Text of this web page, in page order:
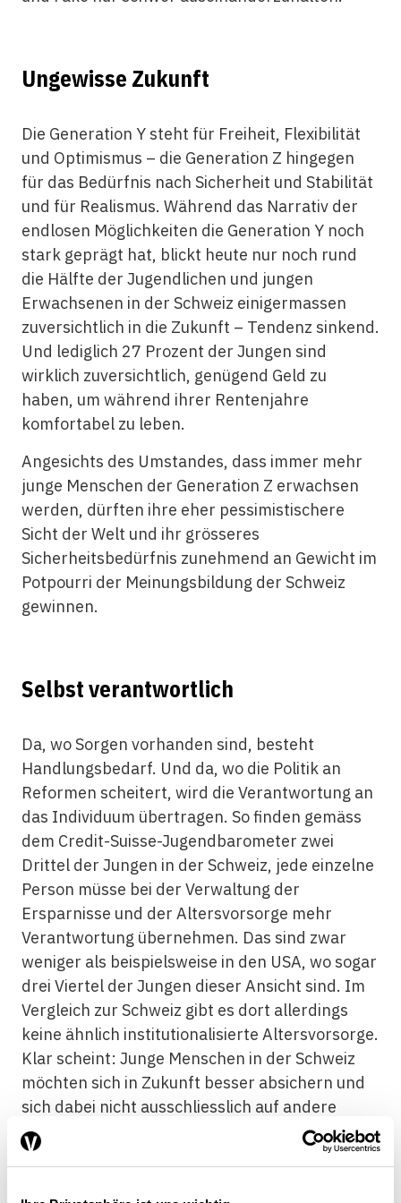
Ungewisse Zukunft
Die Generation Y steht für Freiheit, Flexibilität
und Optimismus – die Generation Z hingegen
für das Bedürfnis nach Sicherheit und Stabilität
und für Realismus. Während das Narrativ der
endlosen Möglichkeiten die Generation Y noch
stark geprägt hat, blickt heute nur noch rund
die Hälfte der Jugendlichen und jungen
Erwachsenen in der Schweiz einigermassen
zuversichtlich in die Zukunft – Tendenz sinkend.
Und lediglich 27 Prozent der Jungen sind
wirklich zuversichtlich, genügend Geld zu
haben, um während ihrer Rentenjahre
komfortabel zu leben.
Angesichts des Umstandes, dass immer mehr
junge Menschen der Generation Z erwachsen
werden, dürften ihre eher pessimistischere
Sicht der Welt und ihr grösseres
Sicherheitsbedürfnis zunehmend an Gewicht im
Potpourri der Meinungsbildung der Schweiz
gewinnen.
Selbst verantwortlich
Da, wo Sorgen vorhanden sind, besteht
Handlungsbedarf. Und da, wo die Politik an
Reformen scheitert, wird die Verantwortung an
das Individuum übertragen. So finden gemäss
dem Credit-Suisse-Jugendbarometer zwei
Drittel der Jungen in der Schweiz, jede einzelne
Person müsse bei der Verwaltung der
Ersparnisse und der Altersvorsorge mehr
Verantwortung übernehmen. Das sind zwar
weniger als beispielsweise in den USA, wo sogar
drei Viertel der Jungen dieser Ansicht sind. Im
Vergleich zur Schweiz gibt es dort allerdings
keine ähnlich institutionalisierte Altersvorsorge.
Klar scheint: Junge Menschen in der Schweiz
möchten sich in Zukunft besser absichern und
sich dabei nicht ausschliesslich auf andere
verlassen.
Allerdings gibt es einen Widerspruch zwischen